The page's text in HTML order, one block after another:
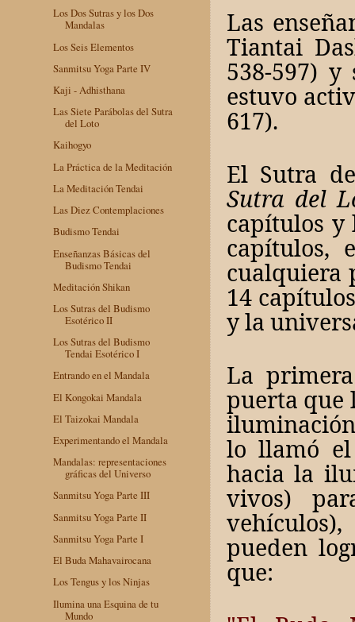
Las
Tiantai
538-597)
estuvo
617).
El Sutra
Sutra del
capítulos y
capítulos,
cualquiera
14
y la
La
puerta que
lo llamó el
hacia la
vivos)
pueden
que:
Los Dos Sutras y los Dos
Mandalas
Los Seis Elementos
Sanmitsu Yoga Parte IV
Kaji - Adhisthana
Las Siete Parábolas del Sutra
del Loto
Kaihogyo
La Práctica de la Meditación
La Meditación Tendai
Las Diez Contemplaciones
Budismo Tendai
Enseñanzas Básicas del
Budismo Tendai
Meditación Shikan
Los Sutras del Budismo
Esotérico II
Los Sutras del Budismo
Tendai Esotérico I
Entrando en el Mandala
El Kongokai Mandala
El Taizokai Mandala
Experimentando el Mandala
Mandalas: representaciones
gráficas del Universo
Sanmitsu Yoga Parte III
Sanmitsu Yoga Parte II
Sanmitsu Yoga Parte I
El Buda Mahavairocana
Los Tengus y los Ninjas
Ilumina una Esquina de tu
Mundo